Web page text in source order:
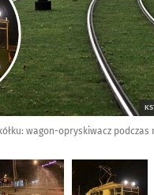
wagon-opryskiwacz podczas